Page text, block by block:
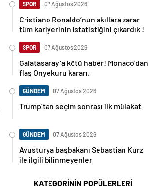
SPOR 07 Ağustos 2026
Cristiano Ronaldo’nun akıllara zarar
tüm kariyerinin istatistiğini çıkardık !
SPOR 07 Ağustos 2026
Galatasaray’a kötü haber! Monaco’dan
flaş Onyekuru kararı.
GÜNDEM 07 Ağustos 2026
Trump’tan seçim sonrası ilk mülakat
GÜNDEM 07 Ağustos 2026
Avusturya başbakanı Sebastian Kurz
ile ilgili bilinmeyenler
KATEGORİNİN POPÜLERLERİ